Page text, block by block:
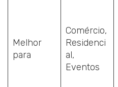
Melhor
para
Comércio,
Residenci
al,
Eventos